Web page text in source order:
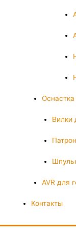
Вилки
AVR для
Контакты